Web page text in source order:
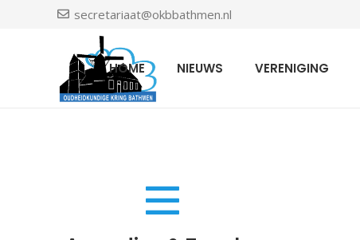
secretariaat@okbbathmen.nl
HOME NIEUWS VERENIGING